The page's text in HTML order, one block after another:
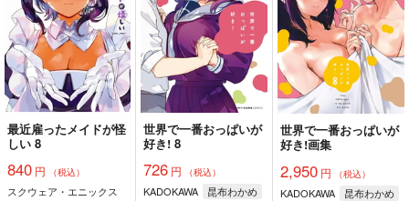
最近雇ったメイドが怪
しい 8
840 円 （税込）
スクウェア・エニックス
世界で一番おっぱいが
好き! 8
726 円 （税込）
KADOKAWA 昆布わかめ
世界で一番おっぱいが
好き!画集
2,950円 （税込）
KADOKAWA 昆布わかめ